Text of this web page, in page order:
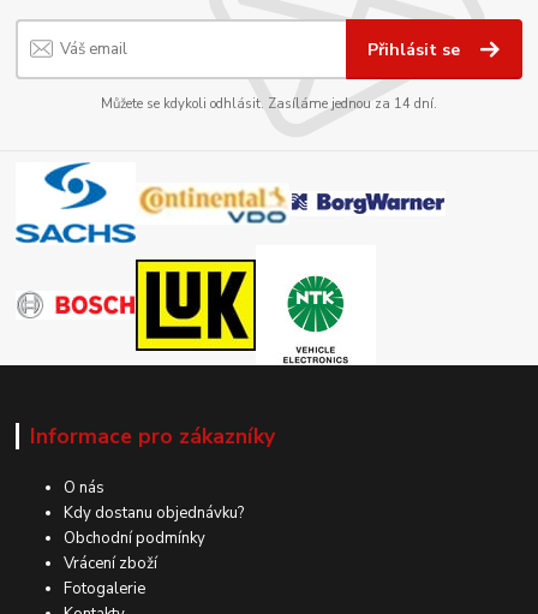
Přihlásit se
Můžete se kdykoli odhlásit. Zasíláme jednou za 14 dní.
Informace pro zákazníky
O nás
Kdy dostanu objednávku?
Obchodní podmínky
Vrácení zboží
Fotogalerie